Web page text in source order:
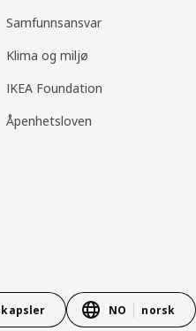
Samfunnsansvar
Klima og miljø
IKEA Foundation
Åpenhetsloven
NO norsk